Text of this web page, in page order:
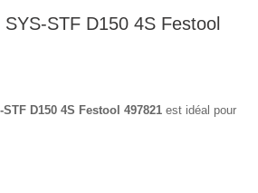
STF D150 4S Festool
D150 4S Festool 497821 est idéal pour